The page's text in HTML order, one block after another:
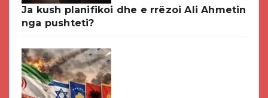
Ja kush planifikoi dhe e rrëzoi Ali Ahmetin
nga pushteti?